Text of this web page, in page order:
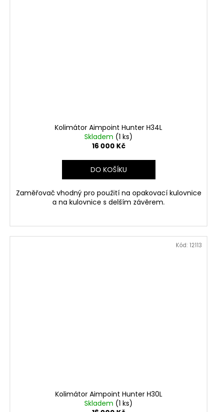
Kolimátor Aimpoint Hunter H34L
Skladem (1 ks)
16 000 Kč
DO KOŠÍKU
Zaměřovač vhodný pro použití na opakovací kulovnice
a na kulovnice s delším závěrem.
Kolimátor Aimpoint Hunter H30L
Skladem (1 ks)
Kód: 12113